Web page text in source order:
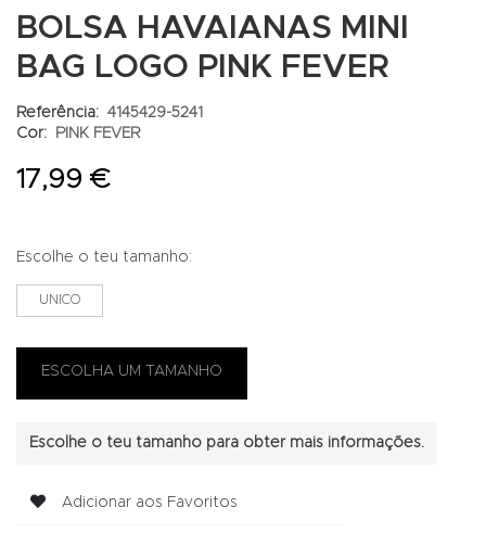
BOLSA HAVAIANAS MINI
BAG LOGO PINK FEVER
Referência: 4145429-5241
Cor:
PINK FEVER
17,99 €
Escolhe o teu tamanho:
UNICO
Escolhe o teu tamanho para obter mais informações.
Adicionar aos Favoritos